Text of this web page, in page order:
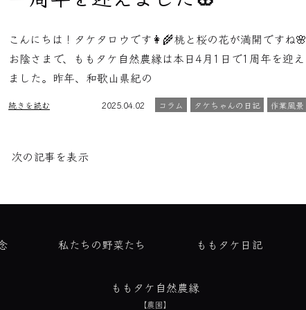
こんにちは！タケタロウです👩‍🌾桃と桜の花が満開ですね🌸
お陰さまで、ももタケ自然農縁は本日4月1日で1周年を迎え
ました。昨年、和歌山県紀の
続きを読む 2025.04.02 コラム タケちゃんの日記 作業風景
次の記事を表示
私たちの野菜たち ももタケ日記
ももタケ自然農縁
【農園】